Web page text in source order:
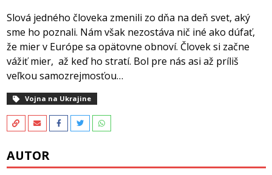
Slová jedného človeka zmenili zo dňa na deň svet, aký
sme ho poznali. Nám však nezostáva nič iné ako dúfať,
že mier v Európe sa opätovne obnoví. Človek si začne
vážiť mier, až keď ho stratí. Bol pre nás asi až príliš
veľkou samozrejmosťou…
Vojna na Ukrajine
AUTOR